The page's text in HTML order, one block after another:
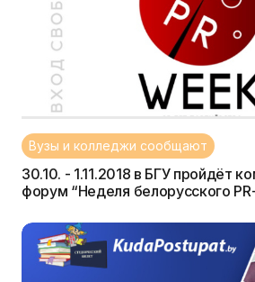
Вузы и колледжи сообщают
30.10. - 1.11.2018 в БГУ пройдёт коммуникационный
форум “Неделя белорусского